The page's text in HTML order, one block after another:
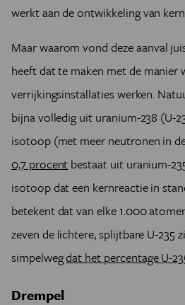
werkt aan de ontwikkeling van
Maar waarom vond deze aanval
heeft dat te maken met de manier
verrijkingsinstallaties werken.
bijna volledig uit uranium-238 (U-
isotoop (met meer neutronen in
0,7 procent bestaat uit uranium-
isotoop dat een kernreactie in
betekent dat van elke 1.000
zeven de lichtere, splijtbare U-235
simpelwegdat het percentage U-
Drempel